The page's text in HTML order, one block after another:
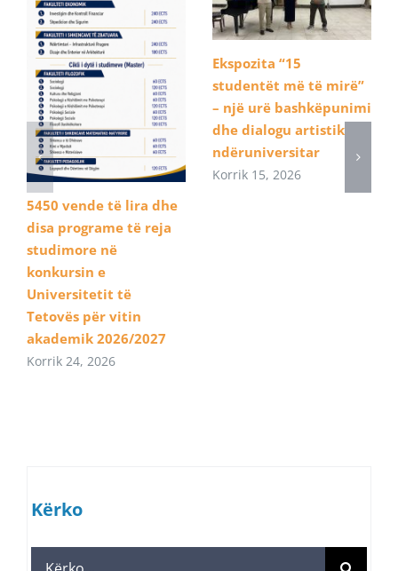
5450 vende të lira dhe
disa programe të reja
studimore në
konkursin e
Universitetit të
Tetovës për vitin
akademik 2026/2027
Korrik 24, 2026
Ekspozita “15
studentët më të mirë”
– një urë bashkëpunimi
dhe dialogu artistik
ndëruniversitar
Korrik 15, 2026
Kërko
Search